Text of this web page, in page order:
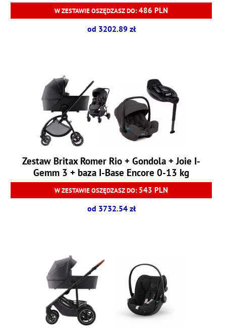
W ZESTAWIE OSZĘDZASZ DO:486 PLN
od 3202.89 zł
Zestaw Britax Romer Rio + Gondola + Joie I-
Gemm 3 + baza I-Base Encore 0-13 kg
W ZESTAWIE OSZĘDZASZ DO: 543 PLN
od 3732.54 zł